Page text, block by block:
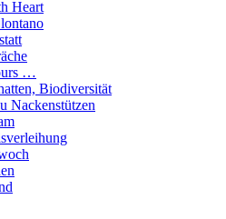
Heart
…
Biodiversität
Nackenstützen